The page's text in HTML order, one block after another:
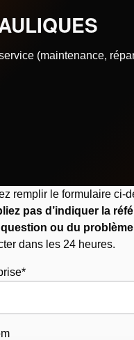
(maintenance,
remplir le formulaire ci-
pas d’indiquer la
ou du
dans les 24 heures.
*